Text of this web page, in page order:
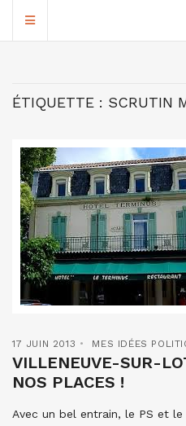
ÉTIQUETTE : SCRUTIN
17 JUIN 2013 MES IDÉES
VILLENEUVE-SUR-
NOS PLACES !
Avec un bel entrain, le PS et